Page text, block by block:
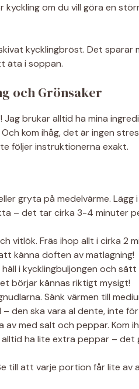
om du vill göra en
kycklingbröst. Det sparar
äta i soppan.
och Grönsaker
brukar alltid ha mina
kom ihåg, det är ingen
följer instruktionerna exakt.
gryta på medelvärme. Lägg
– det tar cirka 3-4 minuter
vitlök. Fräs ihop allt i cirka 2
känna doften av matlagning!
i kycklingbuljongen och
börjar kännas riktigt mysigt!
Sänk värmen till
den ska vara al dente, inte för
av med salt och peppar. Kom
ha lite extra peppar – det
till att varje portion får lite av